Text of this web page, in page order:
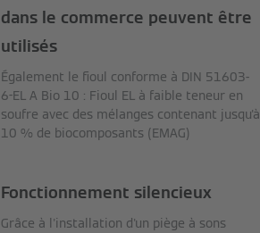
dans le commerce peuvent être
utilisés
Également le fioul conforme à DIN 51603-
6-EL A Bio 10 : Fioul EL à faible teneur en
soufre avec des mélanges contenant jusqu'à
10 % de biocomposants (EMAG)
Fonctionnement silencieux
Grâce à l'installation d'un piège à sons